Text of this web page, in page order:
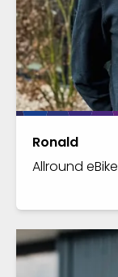
Ronald
Allround